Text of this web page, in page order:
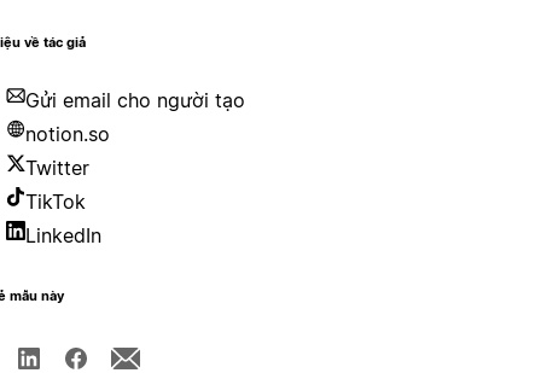
về tác giả
Gửi email cho người tạo
notion.so
Twitter
TikTok
LinkedIn
mẫu này